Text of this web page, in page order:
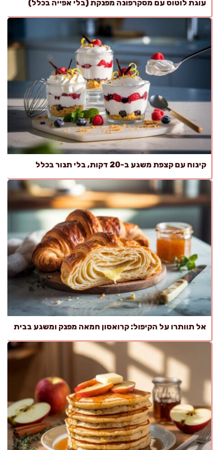
עוגת לוטוס עם מסקרפונה מפנקת (בלי אפייה בכלל)
קינוח עם קצפת משגע ב-20 דקות, בלי תנור בכלל
אל תוותרו על הקיפול: קרואסון חמאה מפנק ומשגע בבית